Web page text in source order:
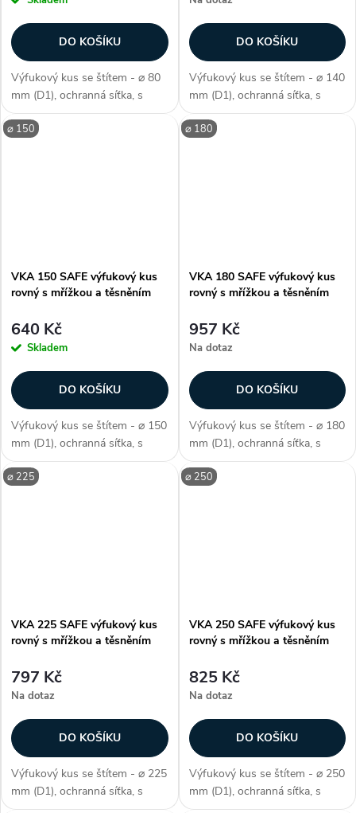
DO KOŠÍKU
Výfukový kus se štítem - ⌀ 80
mm (D1), ochranná síťka, s
těsněním SAFE, délka 40 mm
(L2), k zakončení větracího i
DO KOŠÍKU
Výfukový kus se štítem - ⌀ 140
mm (D1), ochranná síťka, s
těsněním SAFE, délka 40 mm
(L2), k zakončení větracího i
⌀ 150
VKA 150 SAFE výfukový kus
rovný s mřížkou a těsněním
640 Kč
Skladem
DO KOŠÍKU
Výfukový kus se štítem - ⌀ 150
mm (D1), ochranná síťka, s
těsněním SAFE, délka 40 mm
(L2), k zakončení větracího i
⌀ 180
VKA 180 SAFE výfukový kus
rovný s mřížkou a těsněním
957 Kč
Na dotaz
DO KOŠÍKU
Výfukový kus se štítem - ⌀ 180
mm (D1), ochranná síťka, s
těsněním SAFE, délka 40 mm
(L2), k zakončení větracího i
⌀ 225
VKA 225 SAFE výfukový kus
rovný s mřížkou a těsněním
797 Kč
Na dotaz
DO KOŠÍKU
Výfukový kus se štítem - ⌀ 225
mm (D1), ochranná síťka, s
těsněním SAFE, délka 40 mm
⌀ 250
VKA 250 SAFE výfukový kus
rovný s mřížkou a těsněním
825 Kč
Na dotaz
DO KOŠÍKU
Výfukový kus se štítem - ⌀ 250
mm (D1), ochranná síťka, s
těsněním SAFE, délka 40 mm